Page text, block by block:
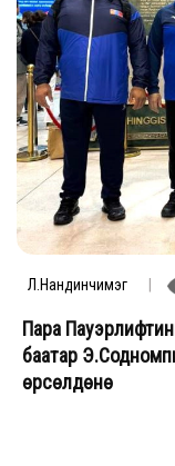
Л.Нандинчимэг
Пара
баатар
өрсөлдөнө